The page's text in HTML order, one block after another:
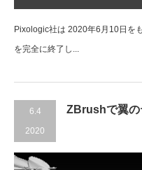
Pixologic社は 2020年6月10日を
を完全に終了し...
6.4
2020
ZBrushで翼の